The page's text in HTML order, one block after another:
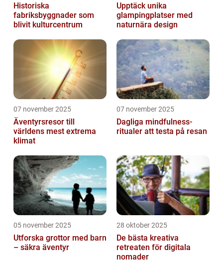
Historiska
fabriksbyggnader som
blivit kulturcentrum
Upptäck unika
glampingplatser med
naturnära design
07 november 2025
Äventyrsresor till
världens mest extrema
klimat
07 november 2025
Dagliga mindfulness-
ritualer att testa på resan
05 november 2025
Utforska grottor med barn
– säkra äventyr
28 oktober 2025
De bästa kreativa
retreaten för digitala
nomader